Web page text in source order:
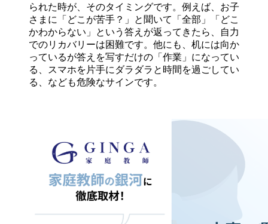
られた時が、そのタイミングです。例えば、お子
さまに「どこが苦手？」と聞いて「全部」「どこ
かわからない」という答えが返ってきたら、自力
でのリカバリーは困難です。他にも、机には向か
っているが答えを写すだけの「作業」になってい
る、スマホを片手にダラダラと時間を過ごしてい
る、なども危険なサインです。